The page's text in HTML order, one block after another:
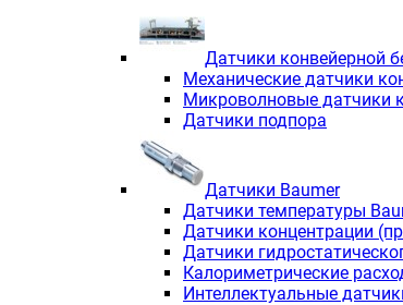
Датчики конвейерной
Механические датчики
Микроволновые датчики
Датчики подпора
Датчики Baumer
Датчики температуры
Датчики концентрации
Датчики
Калориметрические
Интеллектуальные